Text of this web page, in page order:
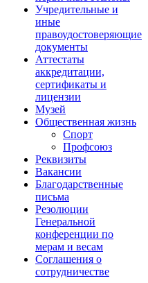
Учредительные и
иные
правоудостоверяющие
документы
Аттестаты
аккредитации,
сертификаты и
лицензии
Музей
Общественная жизнь
Спорт
Профсоюз
Реквизиты
Вакансии
Благодарственные
письма
Резолюции
Генеральной
конференции по
мерам и весам
Соглашения о
сотрудничестве